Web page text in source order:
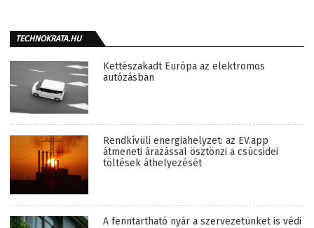
TECHNOKRATA.HU
Kettészakadt Európa az elektromos
autózásban
Rendkívüli energiahelyzet: az EV.app
átmeneti árazással ösztönzi a csúcsidei
töltések áthelyezését
A fenntartható nyár a szervezetünket is védi